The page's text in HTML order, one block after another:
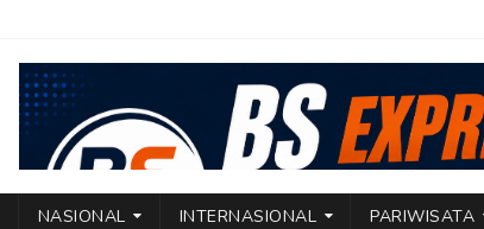
NASIONAL INTERNASIONAL PARIWISATA